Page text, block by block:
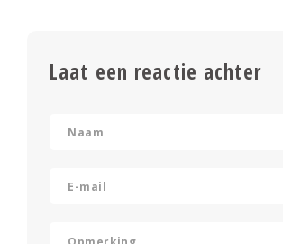
Laat een reactie achter